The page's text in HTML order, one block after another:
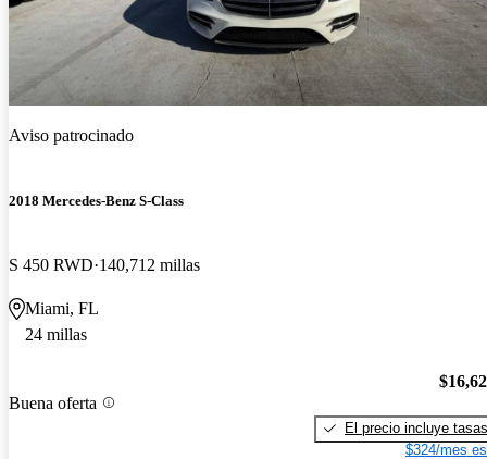
Aviso patrocinado
2018 Mercedes-Benz S-Class
S 450 RWD 140,712 millas
Miami, FL
24 millas
Buena oferta
El precio incluye tasas
$324/mes